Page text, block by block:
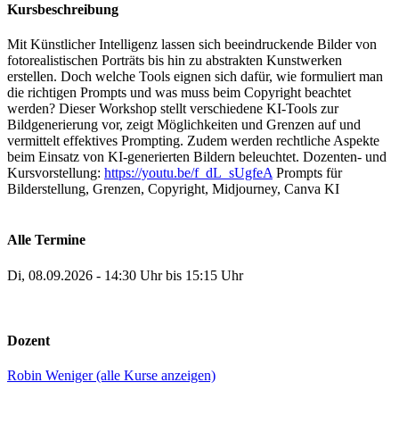
Kursbeschreibung
Mit Künstlicher Intelligenz lassen sich beeindruckende Bilder von
fotorealistischen Porträts bis hin zu abstrakten Kunstwerken
erstellen. Doch welche Tools eignen sich dafür, wie formuliert man
die richtigen Prompts und was muss beim Copyright beachtet
werden? Dieser Workshop stellt verschiedene KI-Tools zur
Bildgenerierung vor, zeigt Möglichkeiten und Grenzen auf und
vermittelt effektives Prompting. Zudem werden rechtliche Aspekte
beim Einsatz von KI-generierten Bildern beleuchtet. Dozenten- und
Kursvorstellung: https://youtu.be/f_dL_sUgfeA Prompts für
Bilderstellung, Grenzen, Copyright, Midjourney, Canva KI
Alle Termine
Di, 08.09.2026 - 14:30 Uhr bis 15:15 Uhr
Dozent
Robin Weniger (alle Kurse anzeigen)